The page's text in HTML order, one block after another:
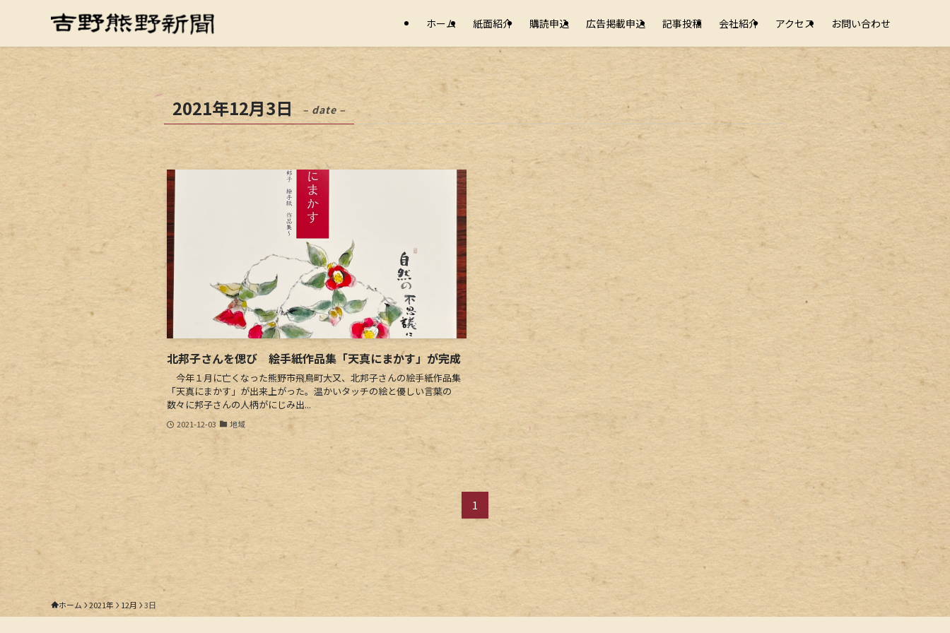
ホーム 紙面紹介 購読申込 広告掲載申込 記事投稿 会社紹介 アクセス お問い合わせ
2021年12月3日 – date –
北邦子さんを偲び 絵手紙作品集「天真にまかす」が完成
今年１月に亡くなった熊野市飛鳥町大又、北邦子さんの絵手紙作品集
「天真にまかす」が出来上がった。温かいタッチの絵と優しい言葉の
数々に邦子さんの人柄がにじみ出...
2021-12-03 地域
1
ホーム 2021年 12月 3日